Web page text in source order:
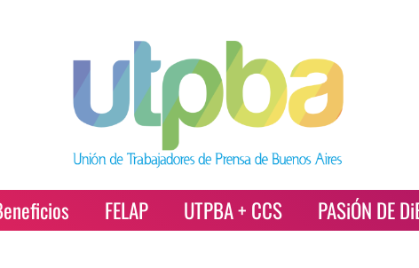
FELAP UTPBA + CCS PASiÓN DE